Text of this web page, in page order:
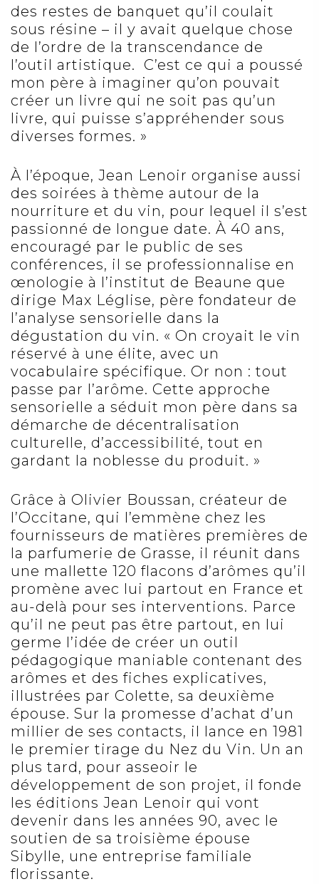
des restes de banquet qu’il coulait
sous résine – il y avait quelque chose
de l’ordre de la transcendance de
l’outil artistique. C’est ce qui a poussé
mon père à imaginer qu’on pouvait
créer un livre qui ne soit pas qu’un
livre, qui puisse s’appréhender sous
diverses formes. »
À l’époque, Jean Lenoir organise aussi
des soirées à thème autour de la
nourriture et du vin, pour lequel il s’est
passionné de longue date. À 40 ans,
encouragé par le public de ses
conférences, il se professionnalise en
œnologie à l’institut de Beaune que
dirige Max Léglise, père fondateur de
l’analyse sensorielle dans la
dégustation du vin. « On croyait le vin
réservé à une élite, avec un
vocabulaire spécifique. Or non : tout
passe par l’arôme. Cette approche
sensorielle a séduit mon père dans sa
démarche de décentralisation
culturelle, d’accessibilité, tout en
gardant la noblesse du produit. »
Grâce à Olivier Boussan, créateur de
l’Occitane, qui l’emmène chez les
fournisseurs de matières premières de
la parfumerie de Grasse, il réunit dans
une mallette 120 flacons d’arômes qu’il
promène avec lui partout en France et
au-delà pour ses interventions. Parce
qu’il ne peut pas être partout, en lui
germe l’idée de créer un outil
pédagogique maniable contenant des
arômes et des fiches explicatives,
illustrées par Colette, sa deuxième
épouse. Sur la promesse d’achat d’un
millier de ses contacts, il lance en 1981
le premier tirage du Nez du Vin. Un an
plus tard, pour asseoir le
développement de son projet, il fonde
les éditions Jean Lenoir qui vont
devenir dans les années 90, avec le
soutien de sa troisième épouse
Sibylle, une entreprise familiale
florissante.